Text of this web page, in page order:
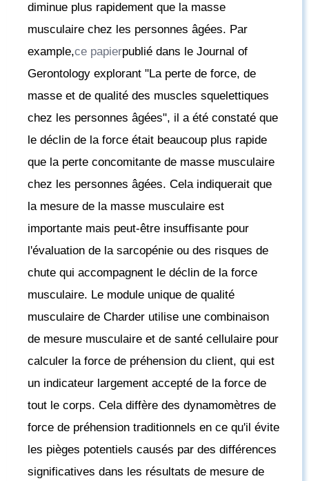
diminue plus rapidement que la masse
musculaire chez les personnes âgées. Par
example,ce papierpublié dans le Journal of
Gerontology explorant "La perte de force, de
masse et de qualité des muscles squelettiques
chez les personnes âgées", il a été constaté que
le déclin de la force était beaucoup plus rapide
que la perte concomitante de masse musculaire
chez les personnes âgées. Cela indiquerait que
la mesure de la masse musculaire est
importante mais peut-être insuffisante pour
l'évaluation de la sarcopénie ou des risques de
chute qui accompagnent le déclin de la force
musculaire. Le module unique de qualité
musculaire de Charder utilise une combinaison
de mesure musculaire et de santé cellulaire pour
calculer la force de préhension du client, qui est
un indicateur largement accepté de la force de
tout le corps. Cela diffère des dynamomètres de
force de préhension traditionnels en ce qu'il évite
les pièges potentiels causés par des différences
significatives dans les résultats de mesure de